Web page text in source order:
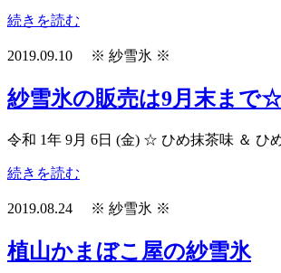
続きを読む
2019.09.10 ※ 紗雪氷 ※
紗雪氷の販売は9月末まで
令和 1年 9月 6日 (金) ☆ ひめ抹茶味 ＆ ひ
続きを読む
2019.08.24 ※ 紗雪氷 ※
植山かまぼこ屋の紗雪氷